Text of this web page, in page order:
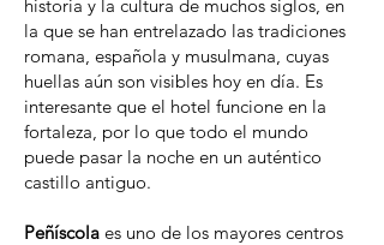
historia y la cultura de muchos siglos, en
la que se han entrelazado las tradiciones
romana, española y musulmana, cuyas
huellas aún son visibles hoy en día. Es
interesante que el hotel funcione en la
fortaleza, por lo que todo el mundo
puede pasar la noche en un auténtico
castillo antiguo.
Peñíscola es uno de los mayores centros